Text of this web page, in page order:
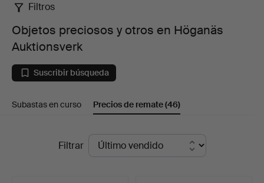
Objetos
preciosos
otros
Höganäs
Filtros
Objetos preciosos y otros en Höganäs
Auktionsverk
Suscribir búsqueda
Subastas en curso Precios de remate(46)
Filtrar